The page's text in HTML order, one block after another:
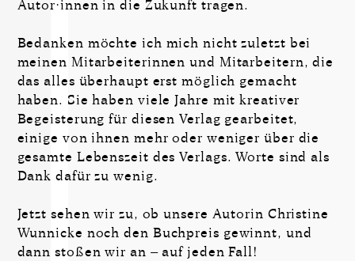
Autor·innen in die Zukunft tragen.
Bedanken möchte ich mich nicht zuletzt bei
meinen Mitarbeiterinnen und Mitarbeitern, die
das alles überhaupt erst möglich gemacht
haben. Sie haben viele Jahre mit kreativer
Begeisterung für diesen Verlag gearbeitet,
einige von ihnen mehr oder weniger über die
gesamte Lebenszeit des Verlags. Worte sind als
Dank dafür zu wenig.
Jetzt sehen wir zu, ob unsere Autorin Christine
Wunnicke noch den Buchpreis gewinnt, und
dann stoßen wir an – auf jeden Fall!